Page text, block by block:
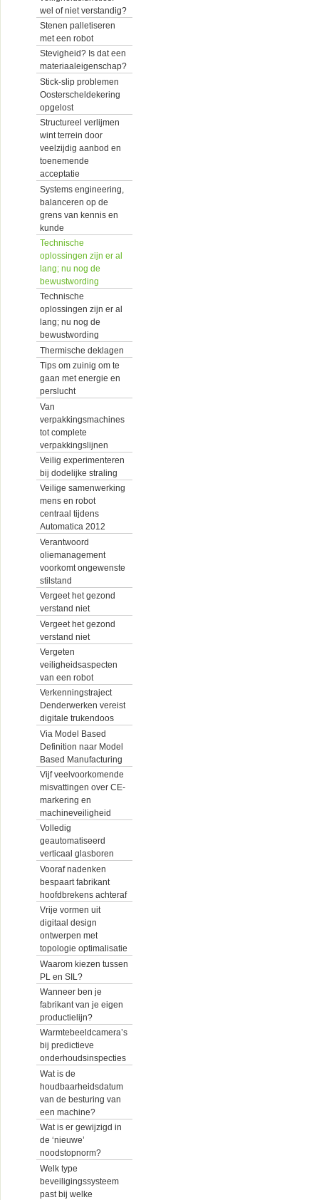
wel of niet verstandig?
Stenen palletiseren
met een robot
Stevigheid? Is dat een
materiaaleigenschap?
Stick-slip problemen
Oosterscheldekering
opgelost
Structureel verlijmen
wint terrein door
veelzijdig aanbod en
toenemende
acceptatie
Systems engineering,
balanceren op de
grens van kennis en
kunde
Technische
oplossingen zijn er al
lang; nu nog de
bewustwording
Technische
oplossingen zijn er al
lang; nu nog de
bewustwording
Thermische deklagen
Tips om zuinig om te
gaan met energie en
perslucht
Van
verpakkingsmachines
tot complete
verpakkingslijnen
Veilig experimenteren
bij dodelijke straling
Veilige samenwerking
mens en robot
centraal tijdens
Automatica 2012
Verantwoord
oliemanagement
voorkomt ongewenste
stilstand
Vergeet het gezond
verstand niet
Vergeet het gezond
verstand niet
Vergeten
veiligheidsaspecten
van een robot
Verkenningstraject
Denderwerken vereist
digitale trukendoos
Via Model Based
Definition naar Model
Based Manufacturing
Vijf veelvoorkomende
misvattingen over CE-
markering en
machineveiligheid
Volledig
geautomatiseerd
verticaal glasboren
Vooraf nadenken
bespaart fabrikant
hoofdbrekens achteraf
Vrije vormen uit
digitaal design
ontwerpen met
topologie optimalisatie
Waarom kiezen tussen
PL en SIL?
Wanneer ben je
fabrikant van je eigen
productielijn?
Warmtebeeldcamera’s
bij predictieve
onderhoudsinspecties
Wat is de
houdbaarheidsdatum
van de besturing van
een machine?
Wat is er gewijzigd in
de ‘nieuwe’
noodstopnorm?
Welk type
beveiligingssysteem
past bij welke